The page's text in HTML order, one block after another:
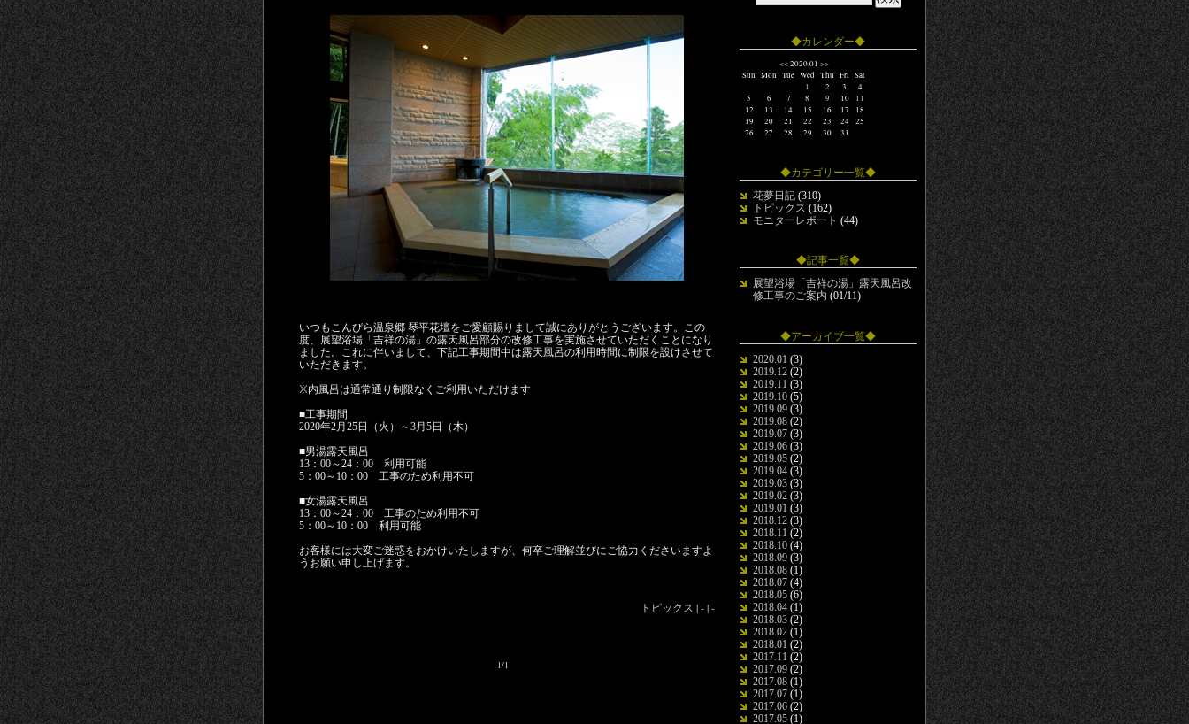
いつもこんぴら温泉郷 琴平花壇をご愛顧賜りまして誠にありがとうございます。この
度、展望浴場「吉祥の湯」の露天風呂部分の改修工事を実施させていただくことになり
ました。これに伴いまして、下記工事期間中は露天風呂の利用時間に制限を設けさせて
いただきます。
※内風呂は通常通り制限なくご利用いただけます
■工事期間
2020年2月25日（火）～3月5日（木）
■男湯露天風呂
13：00～24：00 利用可能
5：00～10：00 工事のため利用不可
■女湯露天風呂
13：00～24：00 工事のため利用不可
5：00～10：00 利用可能
お客様には大変ご迷惑をおかけいたしますが、何卒ご理解並びにご協力くださいますよ
うお願い申し上げます。
トピックス | - | -
1/1
◆カレンダー◆
<<2020.01 >>
Sun Mon Tue Wed Thu Fri Sat
1
2 3
4
5
6 7 8 9 10
11
12
13 14 15 16 17
18
19
20 21 22 23 24
25
26
27 28 29 30 31
◆カテゴリー一覧◆
花夢日記 (310)
トピックス (162)
モニターレポート (44)
◆記事一覧◆
展望浴場「吉祥の湯」露天風呂改
修工事のご案内 (01/11)
◆アーカイブ一覧◆
2020.01 (3)
2019.12 (2)
2019.11 (3)
2019.10 (5)
2019.09 (3)
2019.08 (2)
2019.07 (3)
2019.06 (3)
2019.05 (2)
2019.04 (3)
2019.03 (3)
2019.02 (3)
2019.01 (3)
2018.12 (3)
2018.11 (2)
2018.10 (4)
2018.09 (3)
2018.08 (1)
2018.07 (4)
2018.05 (6)
2018.04 (1)
2018.03 (2)
2018.02 (1)
2018.01 (2)
2017.11 (2)
2017.09 (2)
2017.08 (1)
2017.07 (1)
2017.06 (2)
2017.05 (1)